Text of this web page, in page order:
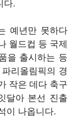
다.
예년만 못하다
월드컵 등 국제
을 출시하는 등
리올림픽의 경
작은 데다 축구
달아 본선 진출
이 나옵니다.